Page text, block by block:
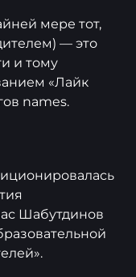
мере тот,
— это
и тому
«Лайк
names.
Шабутдинов